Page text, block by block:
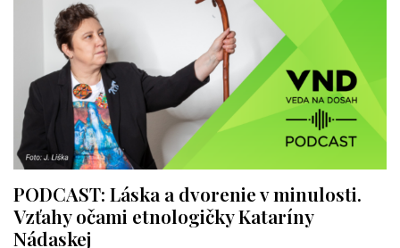
PODCAST: Láska a dvorenie v minulosti.
Vzťahy očami etnologičky Kataríny
Nádaskej